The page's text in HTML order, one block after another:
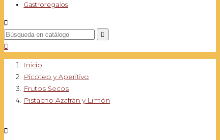
Gastroregalos



Inicio
Picoteo y Aperitivo
Frutos Secos
Pistacho Azafrán y Limón
